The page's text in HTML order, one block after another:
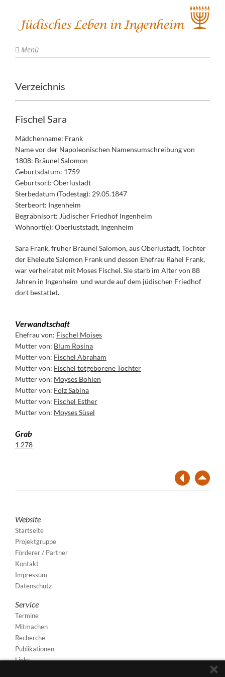
Menü
Verzeichnis
Fischel Sara
Mädchenname: Frank
Name vor der Napoleonischen Namensumschreibung von
1808: Bräunel Salomon
Geburtsdatum: 1759
Geburtsort: Oberlustadt
Sterbedatum (Todestag): 29.05.1847
Sterbeort: Ingenheim
Begräbnisort: Jüdischer Friedhof Ingenheim
Wohnort(e): Oberluststadt, Ingenheim
Sara Frank, früher Bräunel Salomon, aus Oberlustadt, Tochter
der Eheleute Salomon Frank und dessen Ehefrau Rahel Frank,
war verheiratet mit Moses Fischel. Sie starb im Alter von 88
Jahren in Ingenheim und wurde auf dem jüdischen Friedhof
dort bestattet.
Verwandtschaft
Ehefrau von: Fischel Moises
Mutter von: Blum Rosina
Mutter von: Fischel Abraham
Mutter von: Fischel totgeborene Tochter
Mutter von: Moyses Böhlen
Mutter von: Folz Sabina
Mutter von: Fischel Esther
Mutter von: Moyses Süsel
Grab
1 278
Website
Startseite
Projektgruppe
Förderer / Partner
Kontakt
Impressum
Datenschutz
Service
Termine
Mitmachen
Recherche
Publikationen
Links